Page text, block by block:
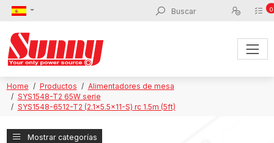
0
Home Productos
Alimentadores de mesa
SYS1548-T2 65W serie
SYS1548-6512-T2 (2.1x5.5x11-S) rc 1.5m (5ft)
Mostrar categorías